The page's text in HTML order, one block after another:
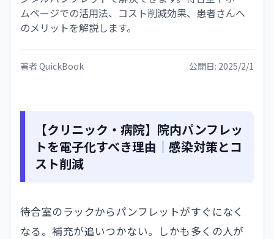
ムページでの活用法、コスト削減効果、患者さんへ
のメリットを解説します。
著者QuickBook 公開日: 2025/2/1
【クリニック・病院】院内パンフレッ
トを電子化すべき理由｜感染対策とコ
スト削減
待合室のラックからパンフレットがすぐになく
なる。補充が追いつかない。しかも多くの人が